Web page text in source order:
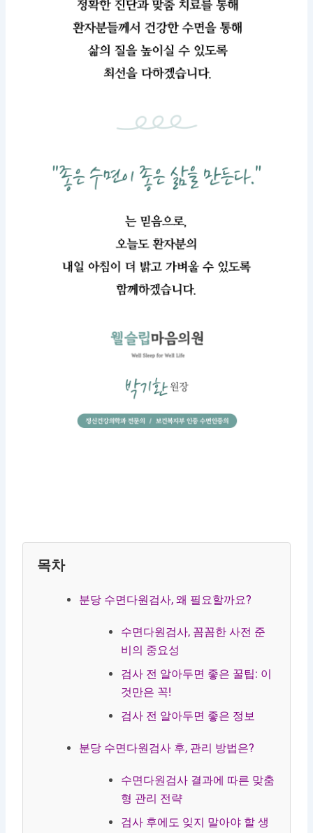
목차
분당 수면다원검사, 왜 필요할까요?
수면다원검사, 꼼꼼한 사전 준
비의 중요성
검사 전 알아두면 좋은 꿀팁: 이
것만은 꼭!
검사 전 알아두면 좋은 정보
분당 수면다원검사 후, 관리 방법은?
수면다원검사 결과에 따른 맞춤
형 관리 전략
검사 후에도 잊지 말아야 할 생